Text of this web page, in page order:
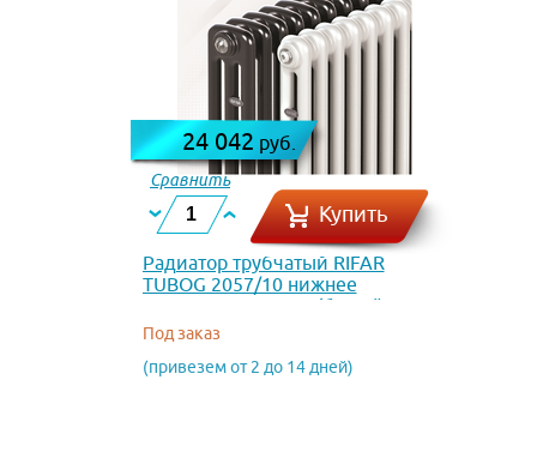
24 042 руб.
Сравнить
Купить
Радиатор трубчатый RIFAR
TUBOG 2057/10 нижнее
подключение DV1 (белый RAL
9016)
Под заказ
(привезем от 2 до 14 дней)